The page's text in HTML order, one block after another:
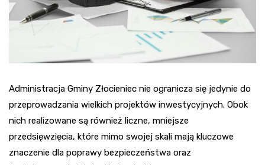
Administracja Gminy Złocieniec nie ogranicza się jedynie do
przeprowadzania wielkich projektów inwestycyjnych. Obok
nich realizowane są również liczne, mniejsze
przedsięwzięcia, które mimo swojej skali mają kluczowe
znaczenie dla poprawy bezpieczeństwa oraz